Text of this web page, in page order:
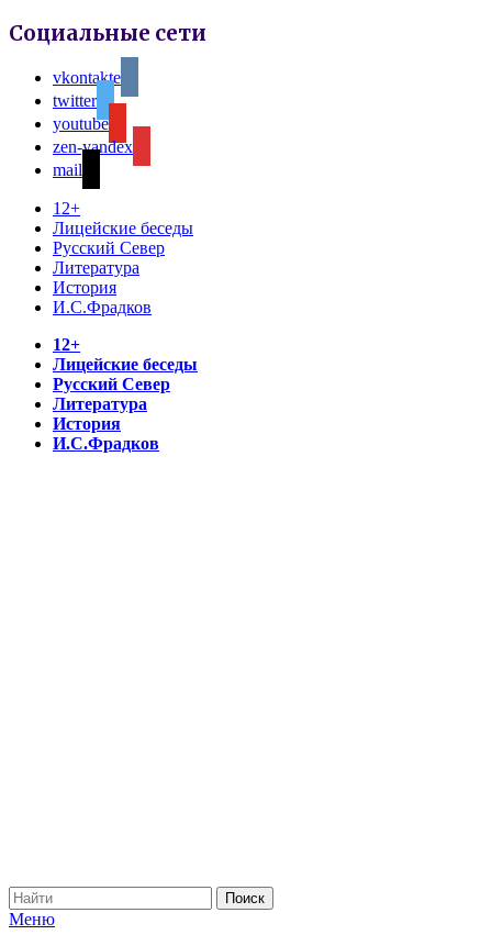
Социальные сети
vkontakte
twitter
youtube
zen-yandex
mail
12+
Лицейские беседы
Русский Север
Литература
История
И.С.Фрадков
12+
Лицейские беседы
Русский Север
Литература
История
И.С.Фрадков
Меню